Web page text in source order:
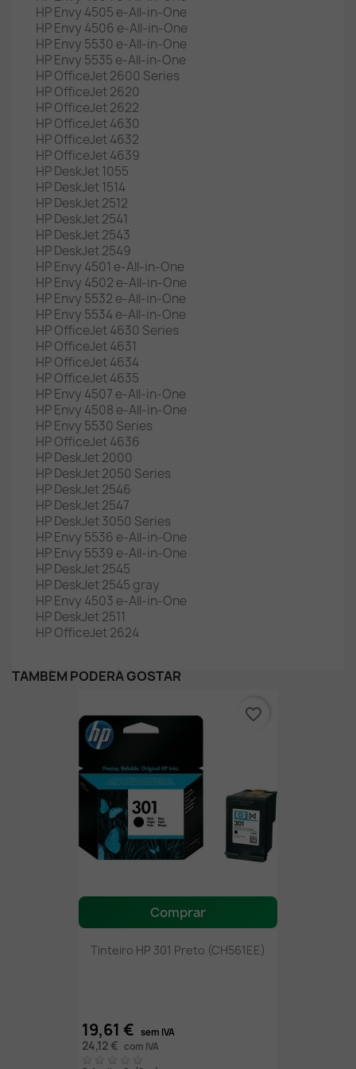
HP Envy 4505 e-All-in-One
HP Envy 4506 e-All-in-One
HP Envy 5530 e-All-in-One
HP Envy 5535 e-All-in-One
HP OfficeJet 2600 Series
HP OfficeJet 2620
HP OfficeJet 2622
HP OfficeJet 4630
HP OfficeJet 4632
HP OfficeJet 4639
HP DeskJet 1055
HP DeskJet 1514
HP DeskJet 2512
HP DeskJet 2541
HP DeskJet 2543
HP DeskJet 2549
HP Envy 4501 e-All-in-One
HP Envy 4502 e-All-in-One
HP Envy 5532 e-All-in-One
HP Envy 5534 e-All-in-One
HP OfficeJet 4630 Series
HP OfficeJet 4631
HP OfficeJet 4634
HP OfficeJet 4635
HP Envy 4507 e-All-in-One
HP Envy 4508 e-All-in-One
HP Envy 5530 Series
HP OfficeJet 4636
HP DeskJet 2000
HP DeskJet 2050 Series
HP DeskJet 2546
HP DeskJet 2547
HP DeskJet 3050 Series
HP Envy 5536 e-All-in-One
HP Envy 5539 e-All-in-One
HP DeskJet 2545
HP DeskJet 2545 gray
HP Envy 4503 e-All-in-One
HP DeskJet 2511
HP OfficeJet 2624
TAMBÉM PODERÁ GOSTAR
Comprar
Tinteiro HP 301 Preto (CH561EE)
19,61 € sem IVA
24,12 € com IVA
favorite_border